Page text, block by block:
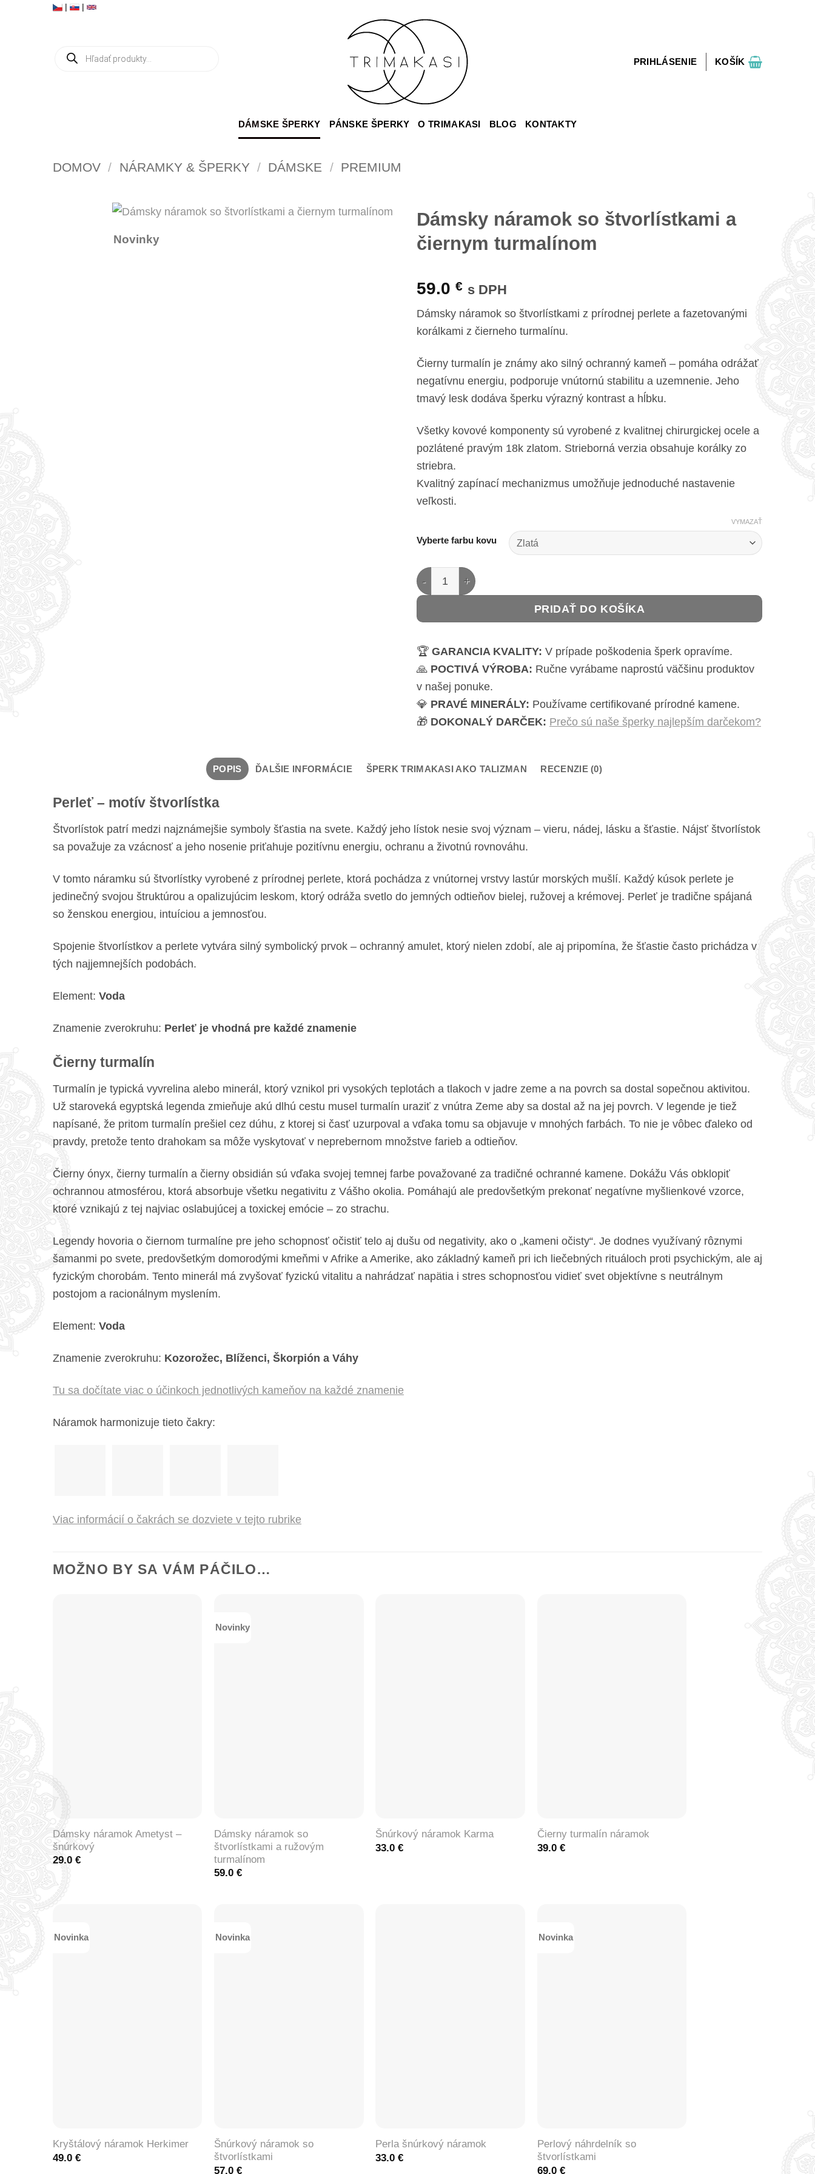
| |
search
PRIHLÁSENIE KOŠÍK
DÁMSKE ŠPERKY PÁNSKE ŠPERKY O TRIMAKASI BLOG KONTAKTY
DOMOV / NÁRAMKY & ŠPERKY / DÁMSKE / PREMIUM
Novinky
Dámsky náramok so štvorlístkami a
čiernym turmalínom
59.0 € s DPH
Dámsky náramok so štvorlístkami z prírodnej perlete a fazetovanými
korálkami z čierneho turmalínu.
Čierny turmalín je známy ako silný ochranný kameň – pomáha odrážať
negatívnu energiu, podporuje vnútornú stabilitu a uzemnenie. Jeho
tmavý lesk dodáva šperku výrazný kontrast a hĺbku.
Všetky kovové komponenty sú vyrobené z kvalitnej chirurgickej ocele a
pozlátené pravým 18k zlatom. Strieborná verzia obsahuje korálky zo
striebra.
Kvalitný zapínací mechanizmus umožňuje jednoduché nastavenie
veľkosti.
Vyberte farbu kovu
VYMAZAŤ
množstvo Dámsky náramok so štvorlístkami a čiernym turmalínom
PRIDAŤ DO KOŠÍKA
🏆 GARANCIA KVALITY: V prípade poškodenia šperk opravíme.
🙏 POCTIVÁ VÝROBA: Ručne vyrábame naprostú väčšinu produktov
v našej ponuke.
💎 PRAVÉ MINERÁLY: Používame certifikované prírodné kamene.
🎁 DOKONALÝ DARČEK: Prečo sú naše šperky najlepším darčekom?
POPIS ĎALŠIE INFORMÁCIE ŠPERK TRIMAKASI AKO TALIZMAN RECENZIE (0)
Perleť – motív štvorlístka
Štvorlístok patrí medzi najznámejšie symboly šťastia na svete. Každý jeho lístok nesie svoj význam – vieru, nádej, lásku a šťastie. Nájsť štvorlístok
sa považuje za vzácnosť a jeho nosenie priťahuje pozitívnu energiu, ochranu a životnú rovnováhu.
V tomto náramku sú štvorlístky vyrobené z prírodnej perlete, ktorá pochádza z vnútornej vrstvy lastúr morských mušlí. Každý kúsok perlete je
jedinečný svojou štruktúrou a opalizujúcim leskom, ktorý odráža svetlo do jemných odtieňov bielej, ružovej a krémovej. Perleť je tradične spájaná
so ženskou energiou, intuíciou a jemnosťou.
Spojenie štvorlístkov a perlete vytvára silný symbolický prvok – ochranný amulet, ktorý nielen zdobí, ale aj pripomína, že šťastie často prichádza v
tých najjemnejších podobách.
Element: Voda
Znamenie zverokruhu: Perleť je vhodná pre každé znamenie
Čierny turmalín
Turmalín je typická vyvrelina alebo minerál, ktorý vznikol pri vysokých teplotách a tlakoch v jadre zeme a na povrch sa dostal sopečnou aktivitou.
Už staroveká egyptská legenda zmieňuje akú dlhú cestu musel turmalín uraziť z vnútra Zeme aby sa dostal až na jej povrch. V legende je tiež
napísané, že pritom turmalín prešiel cez dúhu, z ktorej si časť uzurpoval a vďaka tomu sa objavuje v mnohých farbách. To nie je vôbec ďaleko od
pravdy, pretože tento drahokam sa môže vyskytovať v neprebernom množstve farieb a odtieňov.
Čierny ónyx, čierny turmalín a čierny obsidián sú vďaka svojej temnej farbe považované za tradičné ochranné kamene. Dokážu Vás obklopiť
ochrannou atmosférou, ktorá absorbuje všetku negativitu z Vášho okolia. Pomáhajú ale predovšetkým prekonať negatívne myšlienkové vzorce,
ktoré vznikajú z tej najviac oslabujúcej a toxickej emócie – zo strachu.
Legendy hovoria o čiernom turmalíne pre jeho schopnosť očistiť telo aj dušu od negativity, ako o „kameni očisty“. Je dodnes využívaný rôznymi
šamanmi po svete, predovšetkým domorodými kmeňmi v Afrike a Amerike, ako základný kameň pri ich liečebných rituáloch proti psychickým, ale aj
fyzickým chorobám. Tento minerál má zvyšovať fyzickú vitalitu a nahrádzať napätia i stres schopnosťou vidieť svet objektívne s neutrálnym
postojom a racionálnym myslením.
Element: Voda
Znamenie zverokruhu: Kozorožec, Blíženci, Škorpión a Váhy
Tu sa dočítate viac o účinkoch jednotlivých kameňov na každé znamenie
Náramok harmonizuje tieto čakry:
Viac informácií o čakrách se dozviete v tejto rubrike
MOŽNO BY SA VÁM PÁČILO…
Dámsky náramok Ametyst –
šnúrkový
29.0 €
Novinky
Dámsky náramok so
štvorlístkami a ružovým
turmalínom
59.0€
Šnúrkový náramok Karma
33.0€
Čierny turmalín náramok
39.0 €
Novinka
Kryštálový náramok Herkimer
49.0 €
Novinka
Šnúrkový náramok so
štvorlístkami
57.0€
Perla šnúrkový náramok
33.0€
Novinka
Perlový náhrdelník so
štvorlístkami
69.0 €